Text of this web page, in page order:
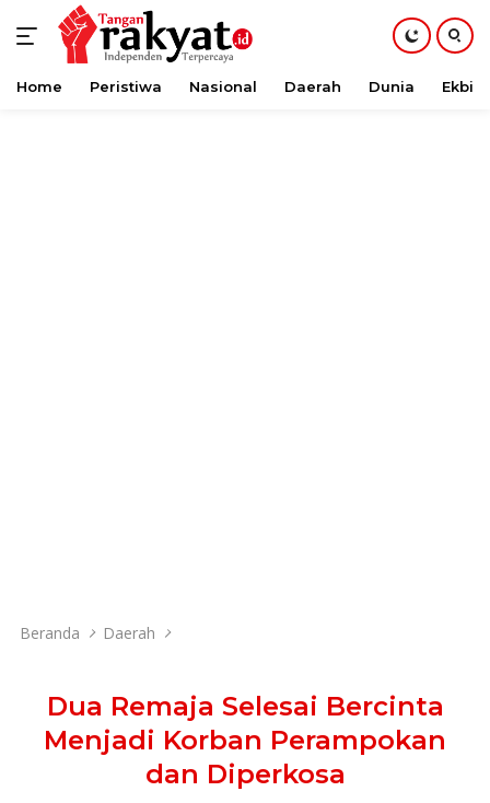
Langsung
Home Peristiwa Nasional Daerah Dunia Ekbis
Beranda Daerah
Dua Remaja Selesai Bercinta
Menjadi Korban Perampokan
dan Diperkosa